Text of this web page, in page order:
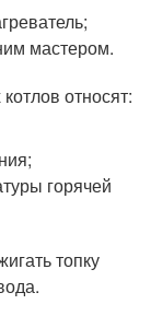
мастером.
относят:
горячей
топку